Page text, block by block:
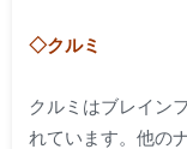
◇クルミ
クルミはブレイン
れています。他の